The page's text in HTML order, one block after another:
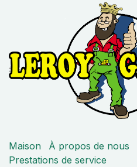
Maison À propos de nous
Prestations de service